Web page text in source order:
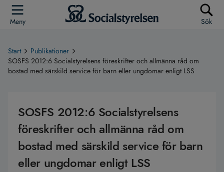
Meny Sök
Start
Publikationer
SOSFS 2012:6 Socialstyrelsens föreskrifter och allmänna råd om
bostad med särskild service för barn eller ungdomar enligt LSS
SOSFS 2012:6 Socialstyrelsens
föreskrifter och allmänna råd om
bostad med särskild service för barn
eller ungdomar enligt LSS